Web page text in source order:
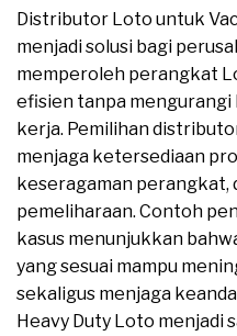
Distributor Loto untuk
menjadi solusi bagi
memperoleh perangkat
efisien tanpa
kerja. Pemilihan
menjaga ketersediaan
keseragaman perangkat,
pemeliharaan. Contoh
kasus menunjukkan
yang sesuai mampu
sekaligus menjaga
Heavy Duty Loto menjadi